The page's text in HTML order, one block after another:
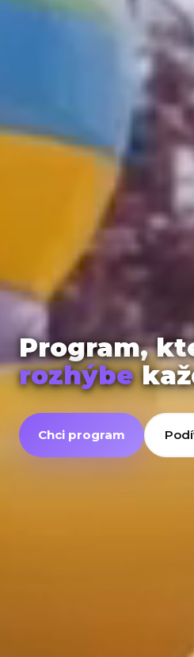
Program,
rozhýbe
Chci program